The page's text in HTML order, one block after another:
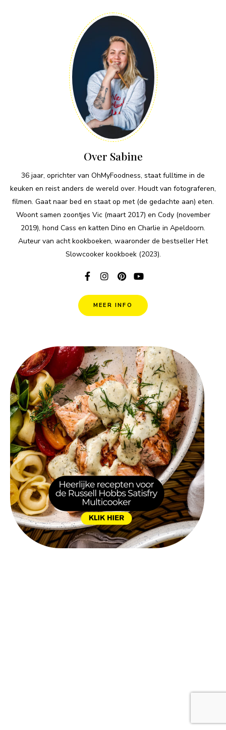
Over Sabine
36 jaar, oprichter van OhMyFoodness, staat fulltime in de
keuken en reist anders de wereld over. Houdt van fotograferen,
filmen. Gaat naar bed en staat op met (de gedachte aan) eten.
Woont samen zoontjes Vic (maart 2017) en Cody (november
2019), hond Cass en katten Dino en Charlie in Apeldoorn.
Auteur van acht kookboeken, waaronder de bestseller Het
Slowcooker kookboek (2023).
MEER INFO